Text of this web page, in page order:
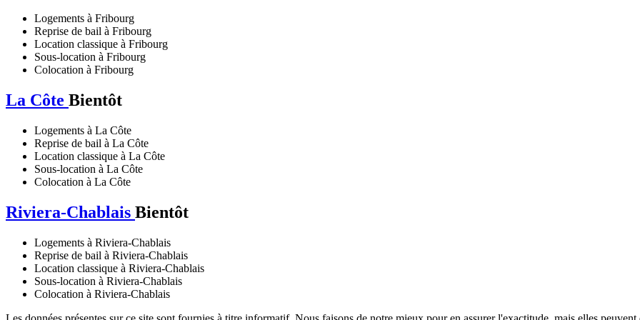
Logements à Fribourg
Reprise de bail à Fribourg
Location classique à Fribourg
Sous-location à Fribourg
Colocation à Fribourg
La Côte Bientôt
Logements à La Côte
Reprise de bail à La Côte
Location classique à La Côte
Sous-location à La Côte
Colocation à La Côte
Riviera-Chablais Bientôt
Logements à Riviera-Chablais
Reprise de bail à Riviera-Chablais
Location classique à Riviera-Chablais
Sous-location à Riviera-Chablais
Colocation à Riviera-Chablais